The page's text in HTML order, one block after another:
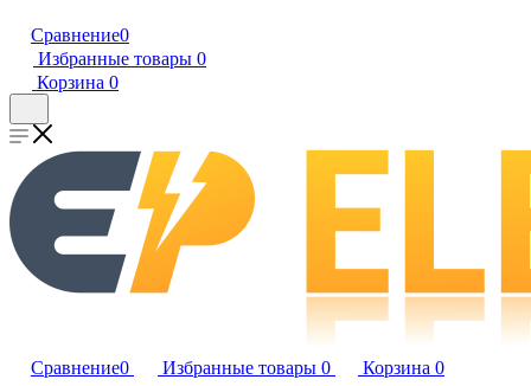
Сравнение0
Избранные товары 0
Корзина 0
Сравнение0 Избранные товары 0 Корзина 0